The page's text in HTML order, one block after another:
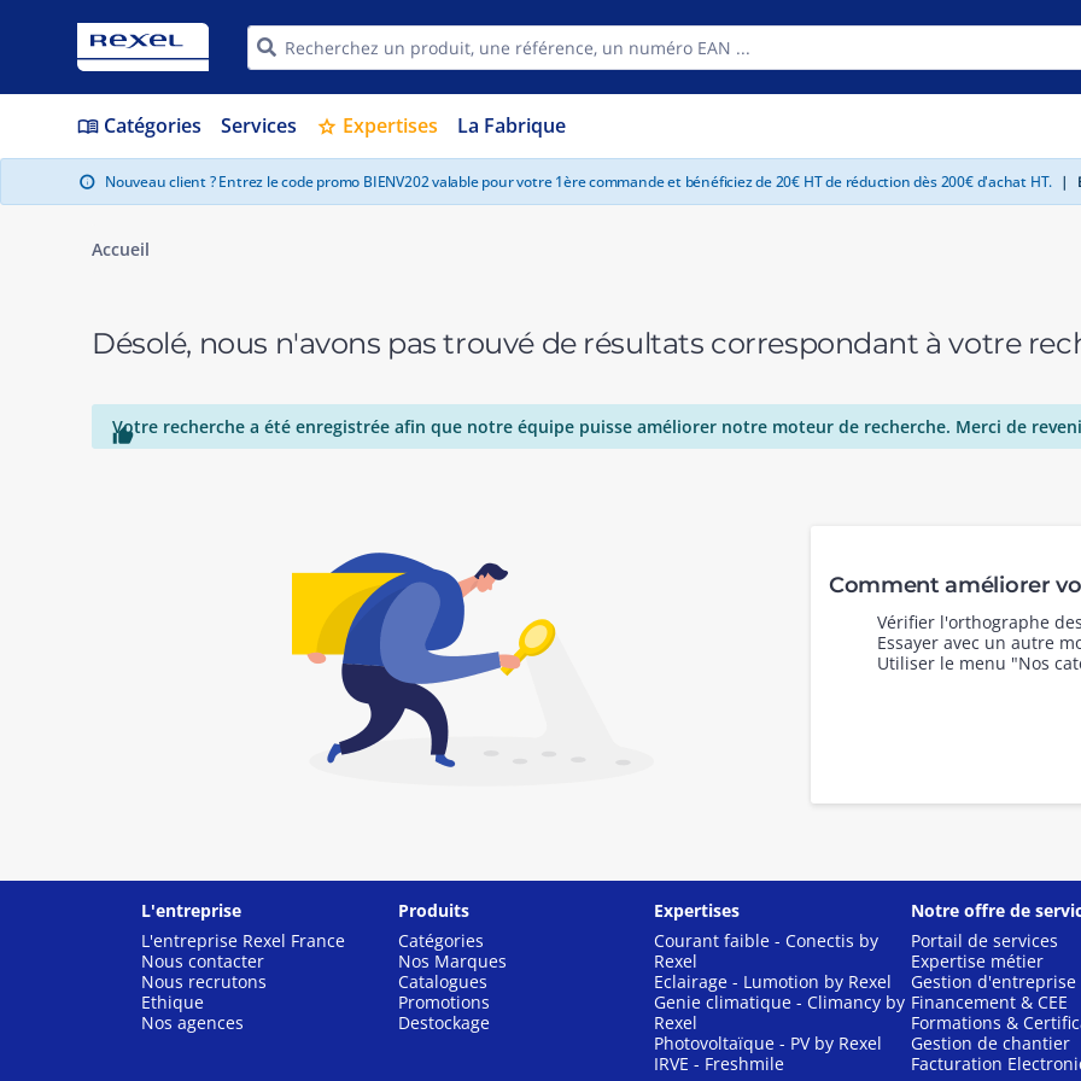
menu_book Catégories Services star Expertises La Fabrique
info Nouveau client ? Entrez le code promo BIENV202 valable pour votre 1ère commande et bénéficiez de 20€ HT de réduction dès 200€ d'achat HT. |
Accueil
Désolé, nous n'avons pas trouvé de résultats correspondant à votre

Votre recherche a été enregistrée afin que notre équipe puisse améliorer notre moteur de recherche. Merci de
Comment améliorer
Vérifier l'orthographe
Essayer avec un autre
Utiliser le menu "Nos
L'entreprise
L'entreprise Rexel France
Nous contacter
Nous recrutons
Ethique
Nos agences
Produits
Catégories
Nos Marques
Catalogues
Promotions
Destockage
Expertises
Courant faible - Conectis by
Rexel
Eclairage - Lumotion by Rexel
Genie climatique - Climancy by
Rexel
Photovoltaïque - PV by Rexel
IRVE - Freshmile
Notre offre de
Portail de services
Expertise métier
Gestion d'entreprise
Financement & CEE
Formations &
Gestion de chantier
Facturation